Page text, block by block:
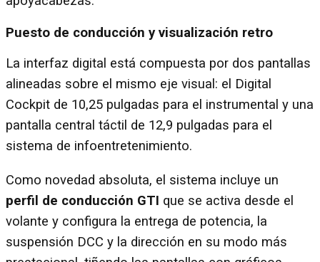
Puesto de conducción y visualización retro
La interfaz digital está compuesta por dos pantallas
alineadas sobre el mismo eje visual: el Digital
Cockpit de 10,25 pulgadas para el instrumental y una
pantalla central táctil de 12,9 pulgadas para el
sistema de infoentretenimiento.
Como novedad absoluta, el sistema incluye un
perfil de conducción GTI que se activa desde el
volante y configura la entrega de potencia, la
suspensión DCC y la dirección en su modo más